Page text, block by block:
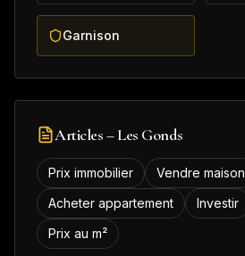
Garnison
Articles –Les Gonds
Prix immobilier
Vendre maison
Acheter appartement
Investir
Prix au m²